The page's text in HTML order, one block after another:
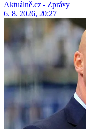
Aktuálně.cz - Zprávy
6. 8. 2026, 20:27